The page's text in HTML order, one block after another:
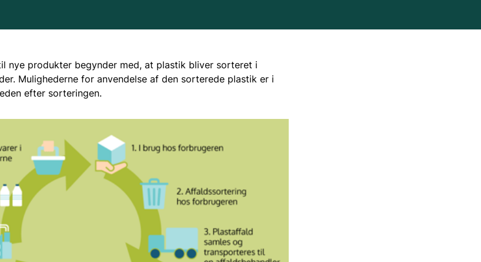
nye produkter begynder med, at plastik bliver sorteret i
Mulighederne for anvendelse af den sorterede plastik er i
efter sorteringen.